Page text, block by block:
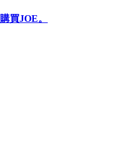
買JOE。